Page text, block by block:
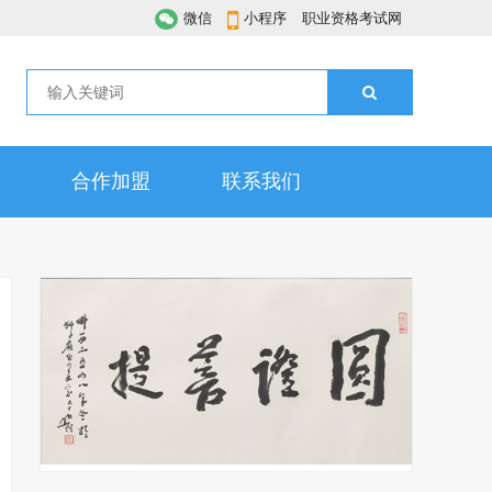
微信 小程序 职业资格考试网
合作加盟 联系我们